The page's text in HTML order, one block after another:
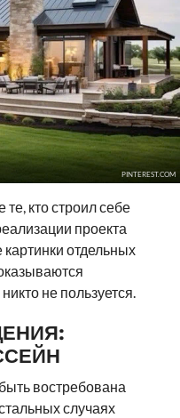
PINTEREST.COM
кто строил себе
проекта
отдельных
не пользуется.
востребована
случаях